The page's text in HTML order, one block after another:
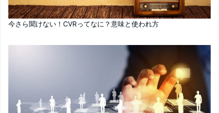
今さら聞けない！CVRってなに？意味と使われ方